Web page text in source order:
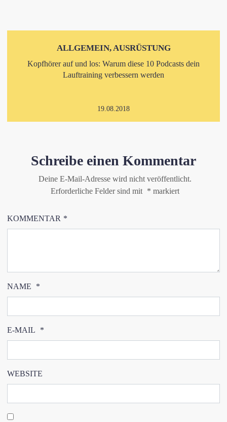
ALLGEMEIN, AUSRÜSTUNG
Kopfhörer auf und los: Warum diese 10 Podcasts dein
Lauftraining verbessern werden
19.08.2018
Schreibe einen Kommentar
Deine E-Mail-Adresse wird nicht veröffentlicht.
Erforderliche Felder sind mit * markiert
KOMMENTAR *
NAME *
E-MAIL *
WEBSITE